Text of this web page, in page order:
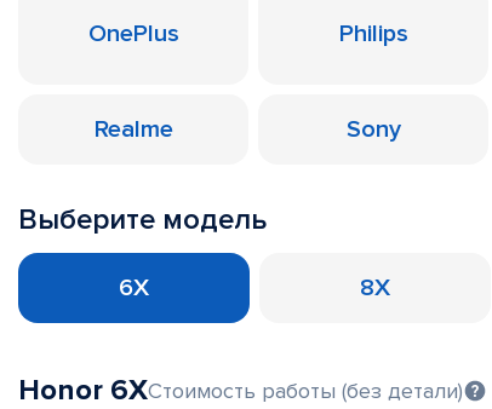
OnePlus Philips
Realme Sony
Выберите модель
6X 8X
Honor 6XСтоимость работы (без детали)